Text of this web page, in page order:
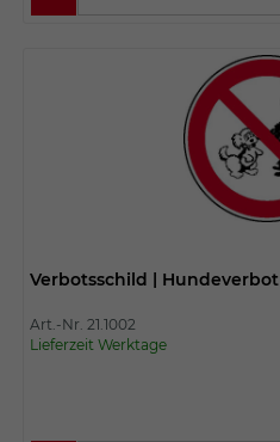
Verbotsschild | Hundeverbot
Art.-Nr. 21.1002
Lieferzeit Werktage